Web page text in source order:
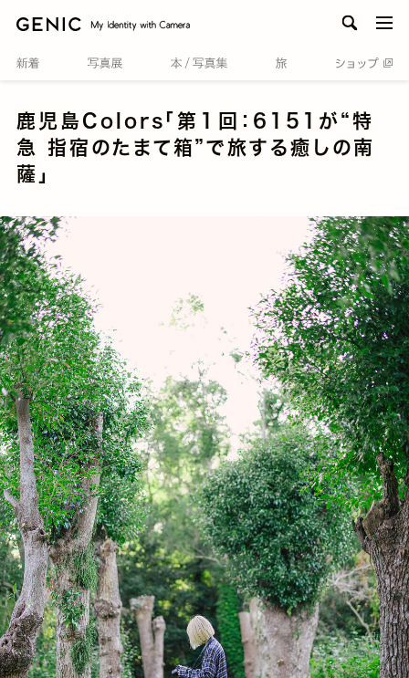
鹿児島Colors「第１回：6151が“特
急 指宿のたまて箱”で旅する癒しの南
薩」